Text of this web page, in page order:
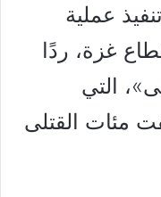
عملية
غزة، ردًا
التي
مئات القتلى